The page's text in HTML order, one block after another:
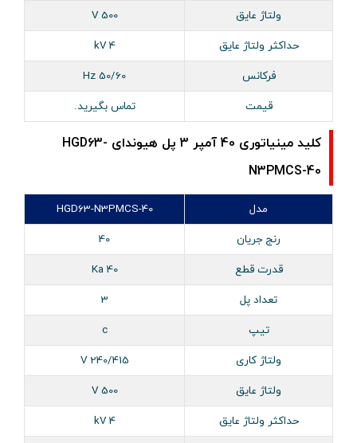
ولتاژ عایق
500 V
حداکثر ولتاژ عایق
4 kV
فرکانس
50/60 Hz
قیمت
تماس بگیرید.
کلید مینیاتوری 40 آمپر 3 پل هیوندای HGD63-
N3PMCS-40
مدل
HGD63-N3PMCS-40
رنج جریان
40
قدرت قطع
40 Ka
تعداد پل
3
تیپ
c
ولتاژ کاری
240/415 V
ولتاژ عایق
500 V
حداکثر ولتاژ عایق
4 kV